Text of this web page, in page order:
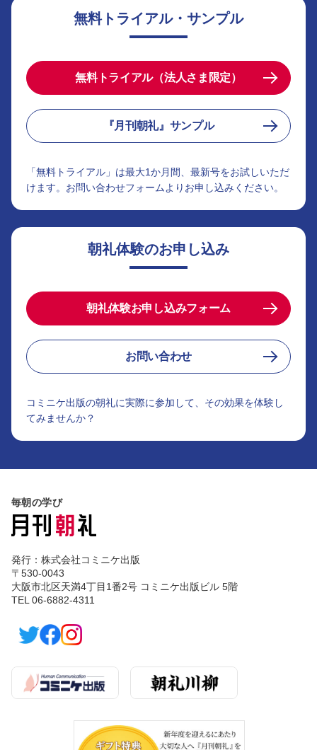
無料トライアル・サンプル
無料トライアル（法人さま限定）
『月刊朝礼』サンプル
「無料トライアル」は最大1か月間、最新号をお試しいただ
けます。お問い合わせフォームよりお申し込みください。
朝礼体験のお申し込み
朝礼体験お申し込みフォーム
お問い合わせ
コミニケ出版の朝礼に実際に参加して、その効果を体験し
てみませんか？
毎朝の学び
発行：株式会社コミニケ出版
〒530-0043
大阪市北区天満4丁目1番2号 コミニケ出版ビル 5階
TEL 06-6882-4311